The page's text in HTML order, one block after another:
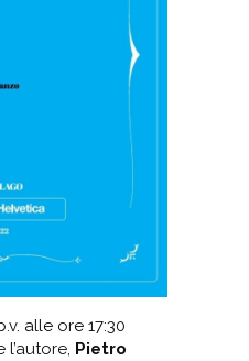
alle ore 17:30
Pietro